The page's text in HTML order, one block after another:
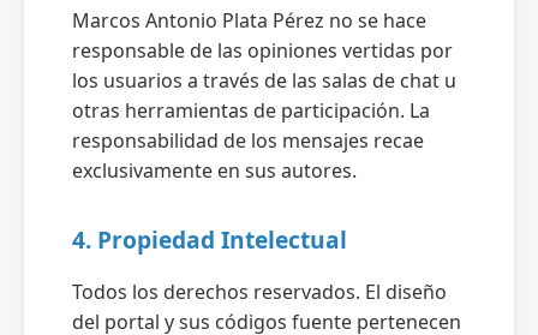
Marcos Antonio Plata Pérez no se hace
responsable de las opiniones vertidas por
los usuarios a través de las salas de chat u
otras herramientas de participación. La
responsabilidad de los mensajes recae
exclusivamente en sus autores.
4. Propiedad Intelectual
Todos los derechos reservados. El diseño
del portal y sus códigos fuente pertenecen